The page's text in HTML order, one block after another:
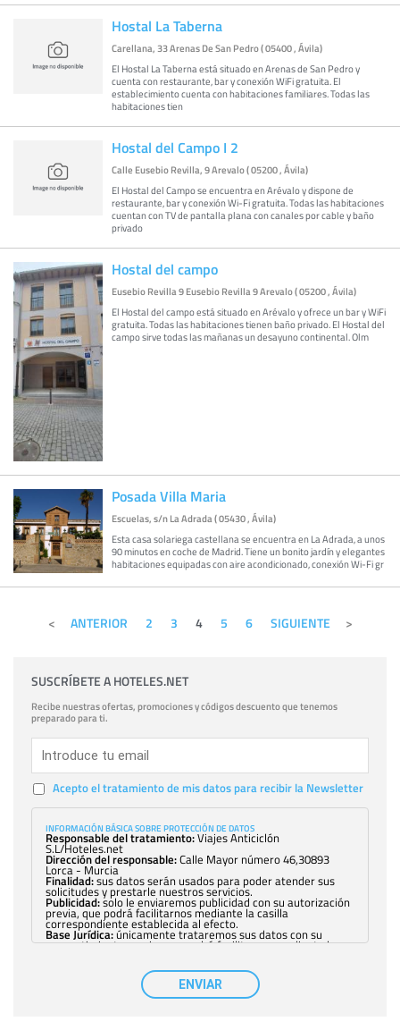
Hostal La Taberna
Carellana, 33 Arenas De San Pedro ( 05400 , Ávila)
El Hostal La Taberna está situado en Arenas de San Pedro y
cuenta con restaurante, bar y conexión WiFi gratuita. El
establecimiento cuenta con habitaciones familiares. Todas las
habitaciones tien
Hostal del Campo I 2
Calle Eusebio Revilla, 9 Arevalo ( 05200 , Ávila)
El Hostal del Campo se encuentra en Arévalo y dispone de
restaurante, bar y conexión Wi-Fi gratuita. Todas las habitaciones
cuentan con TV de pantalla plana con canales por cable y baño
privado
Hostal del campo
Eusebio Revilla 9 Eusebio Revilla 9 Arevalo ( 05200 , Ávila)
El Hostal del campo está situado en Arévalo y ofrece un bar y WiFi
gratuita. Todas las habitaciones tienen baño privado. El Hostal del
campo sirve todas las mañanas un desayuno continental. Olm
Posada Villa Maria
Escuelas, s/n La Adrada ( 05430 , Ávila)
Esta casa solariega castellana se encuentra en La Adrada, a unos
90 minutos en coche de Madrid. Tiene un bonito jardín y elegantes
habitaciones equipadas con aire acondicionado, conexión Wi-Fi gr
ANTERIOR 2 3 4 5 6 SIGUIENTE
SUSCRÍBETE A HOTELES.NET
Recibe nuestras ofertas, promociones y códigos descuento que tenemos
preparado para ti.
Acepto el tratamiento de mis datos para recibir la Newsletter
INFORMACIÓN BÁSICA SOBRE PROTECCIÓN DE DATOS
Responsable del tratamiento:Viajes Anticiclón
S.L/Hoteles.net
Dirección del responsable:Calle Mayor número 46,30893
Lorca - Murcia
Finalidad:sus datos serán usados para poder atender sus
solicitudes y prestarle nuestros servicios.
Publicidad:solo le enviaremos publicidad con su autorización
previa, que podrá facilitarnos mediante la casilla
correspondiente establecida al efecto.
Base Jurídica:únicamente trataremos sus datos con su
consentimiento previo, que podrá facilitarnos mediante la
nuestra entidad que esté debidamente autorizado podrá
tener conocimiento de la información que le pedimos. No se
comunicarán datos a terceros.
ENVIAR